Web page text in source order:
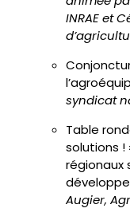
INRAE et
syndicat
Table
solutions !
régionaux
Augier,